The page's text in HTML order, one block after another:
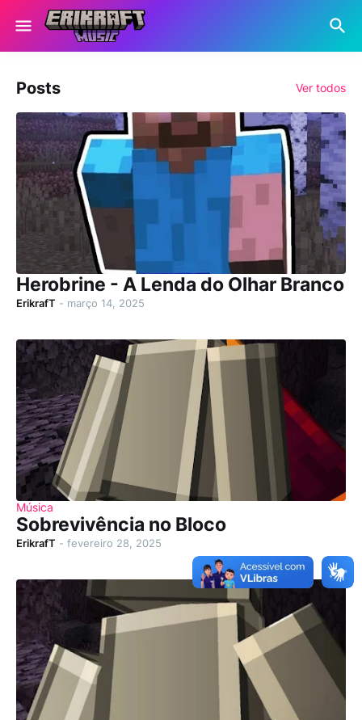
Posts Ver todos
Herobrine - A Lenda do Olhar Branco
ErikrafT - março 14, 2025
Música
Sobrevivência no Bloco
ErikrafT - fevereiro 28, 2025